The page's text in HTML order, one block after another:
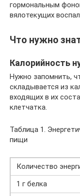
гормональным
вялотекущих
Что нужно
Калорийность
Нужно запомнить,
складывается из
входящих в их
клетчатка.
Таблица 1.
пищи
Количество
1 г белка